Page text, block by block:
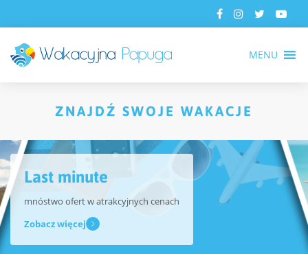
MENU
ZNAJDŹ SWOJE WAKACJE
Last minute
mnóstwo ofert w atrakcyjnych cenach
Zobacz więcej